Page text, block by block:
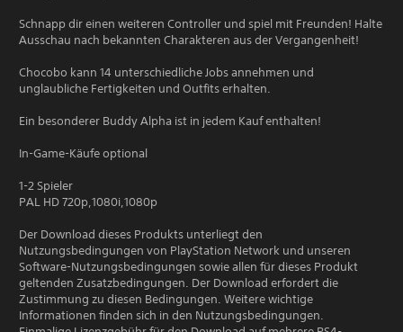
Schnapp dir einen weiteren Controller und spiel mit Freunden! Halte
Ausschau nach bekannten Charakteren aus der Vergangenheit!
Chocobo kann 14 unterschiedliche Jobs annehmen und
unglaubliche Fertigkeiten und Outfits erhalten.
Ein besonderer Buddy Alpha ist in jedem Kauf enthalten!
In-Game-Käufe optional
1-2 Spieler
PAL HD 720p,1080i,1080p
Der Download dieses Produkts unterliegt den
Nutzungsbedingungen von PlayStation Network und unseren
Software-Nutzungsbedingungen sowie allen für dieses Produkt
geltenden Zusatzbedingungen. Der Download erfordert die
Zustimmung zu diesen Bedingungen. Weitere wichtige
Informationen finden sich in den Nutzungsbedingungen.